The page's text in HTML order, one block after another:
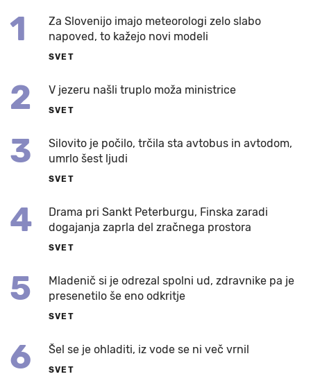
1
Za Slovenijo imajo meteorologi zelo slabo
napoved, to kažejo novi modeli
SVET
2 V jezeru našli truplo moža ministrice
SVET
3
Silovito je počilo, trčila sta avtobus in avtodom,
umrlo šest ljudi
SVET
4
Drama pri Sankt Peterburgu, Finska zaradi
dogajanja zaprla del zračnega prostora
SVET
5
Mladenič si je odrezal spolni ud, zdravnike pa je
presenetilo še eno odkritje
SVET
6 Šel se je ohladiti, iz vode se ni več vrnil
SVET